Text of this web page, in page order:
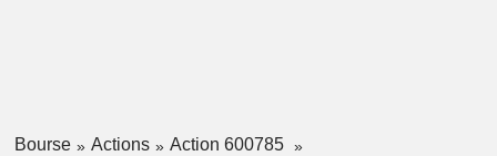
Bourse Actions
Action 600785